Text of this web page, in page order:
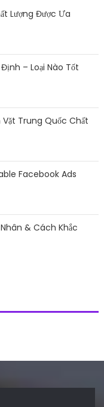
Lượng Được Ưa
– Loại Nào Tốt
Trung Quốc Chất
Facebook Ads
& Cách Khắc